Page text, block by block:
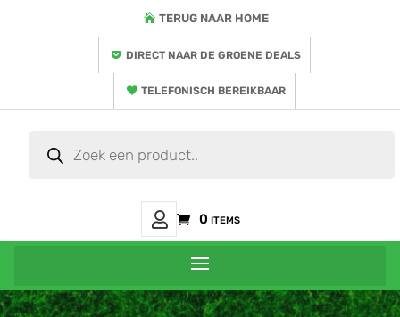
TERUG NAAR HOME
DIRECT NAAR DE GROENE DEALS
TELEFONISCH BEREIKBAAR
zoeken
Mijn
0 items